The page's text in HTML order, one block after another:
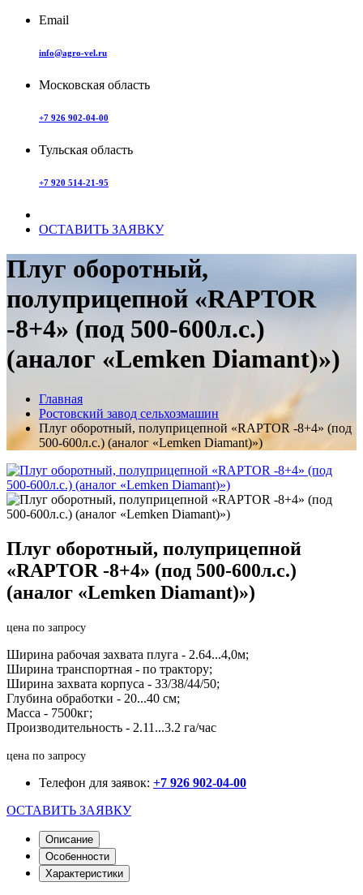
Email
info@agro-vel.ru
Московская область
+7 926 902-04-00
Тульская область
+7 920 514-21-95
ОСТАВИТЬ ЗАЯВКУ
Плуг оборотный,
полуприцепной «RAPTOR
-8+4» (под 500-600л.с.)
(аналог «Lemken Diamant)»)
Главная
Ростовский завод сельхозмашин
Плуг оборотный, полуприцепной «RAPTOR -8+4» (под
500-600л.с.) (аналог «Lemken Diamant)»)
Плуг оборотный, полуприцепной
«RAPTOR -8+4» (под 500-600л.с.)
(аналог «Lemken Diamant)»)
цена по запросу
Ширина рабочая захвата плуга - 2.64...4,0м;
Ширина транспортная - по трактору;
Ширина захвата корпуса - 33/38/44/50;
Глубина обработки - 20...40 см;
Масса - 7500кг;
Производительность - 2.11...3.2 га/час
цена по запросу
Телефон для заявок: +7 926 902-04-00
ОСТАВИТЬ ЗАЯВКУ
Описание
Особенности
Характеристики